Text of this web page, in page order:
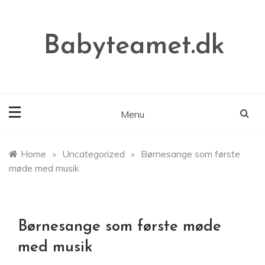
Babyteamet.dk
Menu
Home » Uncategorized » Børnesange som første
møde med musik
Børnesange som første møde
med musik